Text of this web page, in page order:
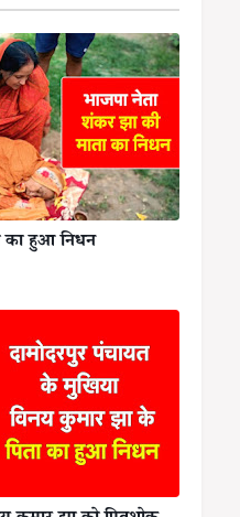
का हुआ निधन